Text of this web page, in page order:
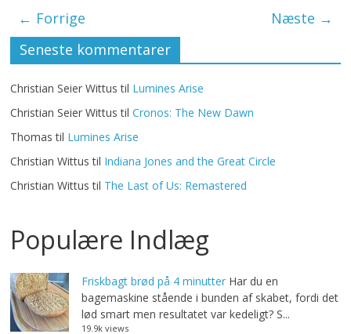
← Forrige
Næste →
Seneste kommentarer
Christian Seier Wittus til Lumines Arise
Christian Seier Wittus tilCronos: The New Dawn
Thomas til Lumines Arise
Christian Wittus til Indiana Jones and the Great Circle
Christian Wittus til The Last of Us: Remastered
Populære Indlæg
Friskbagt brød på 4 minutter Har du en
bagemaskine stående i bunden af skabet, fordi det
lød smart men resultatet var kedeligt? S...
19.9k views